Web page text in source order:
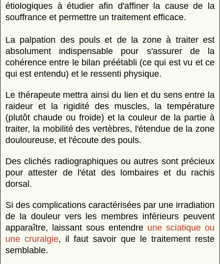
étiologiques à étudier afin d'affiner la cause de la
souffrance et permettre un traitement efficace.
La palpation des pouls et de la zone à traiter est
absolument indispensable pour s'assurer de la
cohérence entre le bilan préétabli (ce qui est vu et ce
qui est entendu) et le ressenti physique.
Le thérapeute mettra ainsi du lien et du sens entre la
raideur et la rigidité des muscles, la température
(plutôt chaude ou froide) et la couleur de la partie à
traiter, la mobilité des vertèbres, l'étendue de la zone
douloureuse, et l'écoute des pouls.
Des clichés radiographiques ou autres sont précieux
pour attester de l'état des lombaires et du rachis
dorsal.
Si des complications caractérisées par une irradiation
de la douleur vers les membres inférieurs peuvent
apparaître, laissant sous entendre une sciatique ou
une cruralgie, il faut savoir que le traitement reste
semblable.